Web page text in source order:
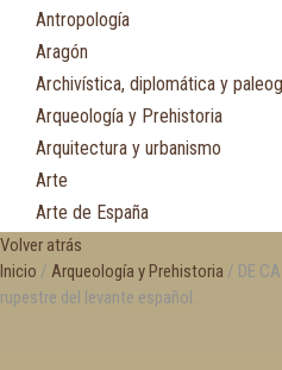
Antropología
Aragón
Archivística, diplomática y
Arqueología y Prehistoria
Arquitectura y urbanismo
Arte
Arte de España
Asia
Astronomía
Asturias
Volver atrás
Inicio / Arqueología y Prehistoria / DE
rupestre del levante español.